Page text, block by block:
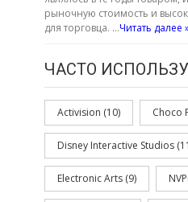
рыночную стоимость и
для торговца. …Читать далее
ЧАСТО
Activision (10) Choco
Disney Interactive Studios
Electronic Arts (9)